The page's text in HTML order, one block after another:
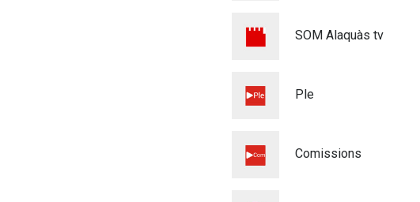
MATRICULACIÓ CURS
ESCOLAR 26/27
ELEVADOR PER ALS
SOM Alaquàs tv
Ple
Comissions